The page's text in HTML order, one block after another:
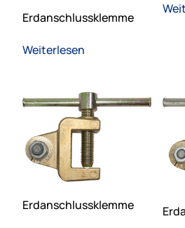
Erdanschlussklemme
Weiterlesen
Erdanschlussklemme